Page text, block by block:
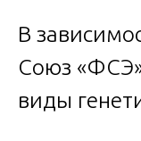
В
Союз
виды